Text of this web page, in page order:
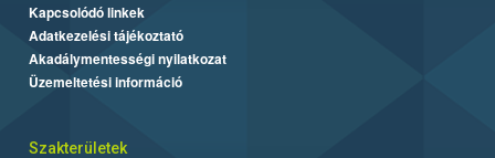
Kapcsolódó linkek
Adatkezelési tájékoztató
Akadálymentességi nyilatkozat
Üzemeltetési információ
Szakterületek